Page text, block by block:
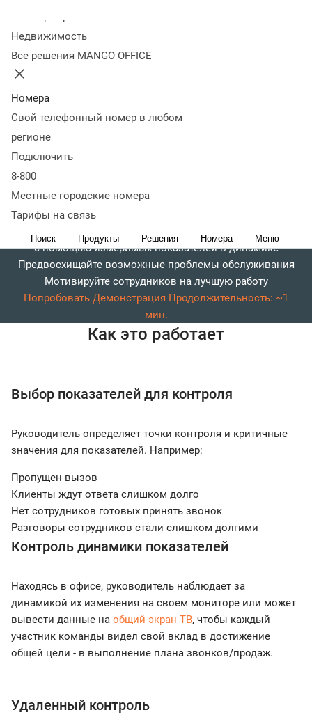
Недвижимость
Все решения MANGO OFFICE
Номера
Свой телефонный номер в любом
регионе
Подключить
8-800
Местные городские номера
Тарифы на связь
Поиск Продукты Решения Номера Меню
с помощью измеримых показателей в динамике
Предвосхищайте возможные проблемы обслуживания
Мотивируйте сотрудников на лучшую работу
Попробовать Демонстрация Продолжительность: ~1
мин.
Как это работает
Выбор показателей для контроля
Руководитель определяет точки контроля и критичные
значения для показателей. Например:
Пропущен вызов
Клиенты ждут ответа слишком долго
Нет сотрудников готовых принять звонок
Разговоры сотрудников стали слишком долгими
Контроль динамики показателей
Находясь в офисе, руководитель наблюдает за
динамикой их изменения на своем мониторе или может
вывести данные на общий экран ТВ, чтобы каждый
участник команды видел свой вклад в достижение
общей цели - в выполнение плана звонков/продаж.
Удаленный контроль